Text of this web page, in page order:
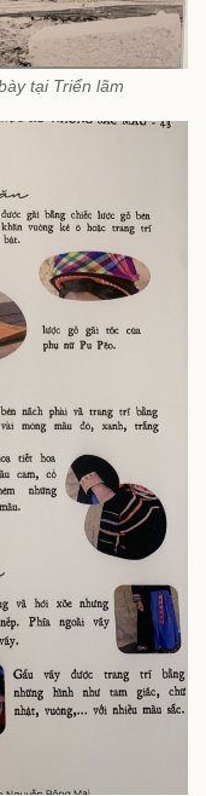
tại Triển lãm